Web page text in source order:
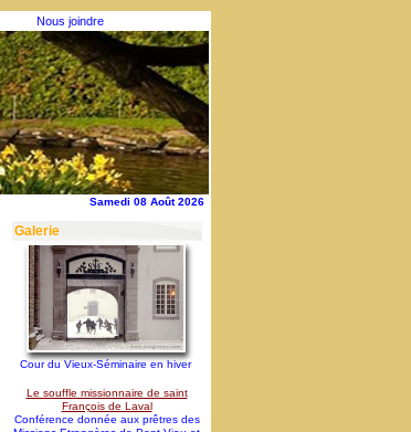
Nous joindre
Samedi 08 Août 2026
Galerie
Cour du Vieux-Séminaire en hiver
Le souffle missionnaire de saint
François de Laval
Conférence donnée aux prêtres des